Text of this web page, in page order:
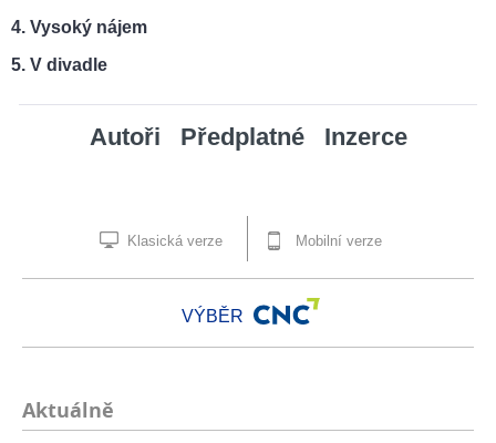
Vysoký nájem
V divadle
Autoři Předplatné Inzerce
Klasická verze Mobilní verze
VÝBĚR
Aktuálně